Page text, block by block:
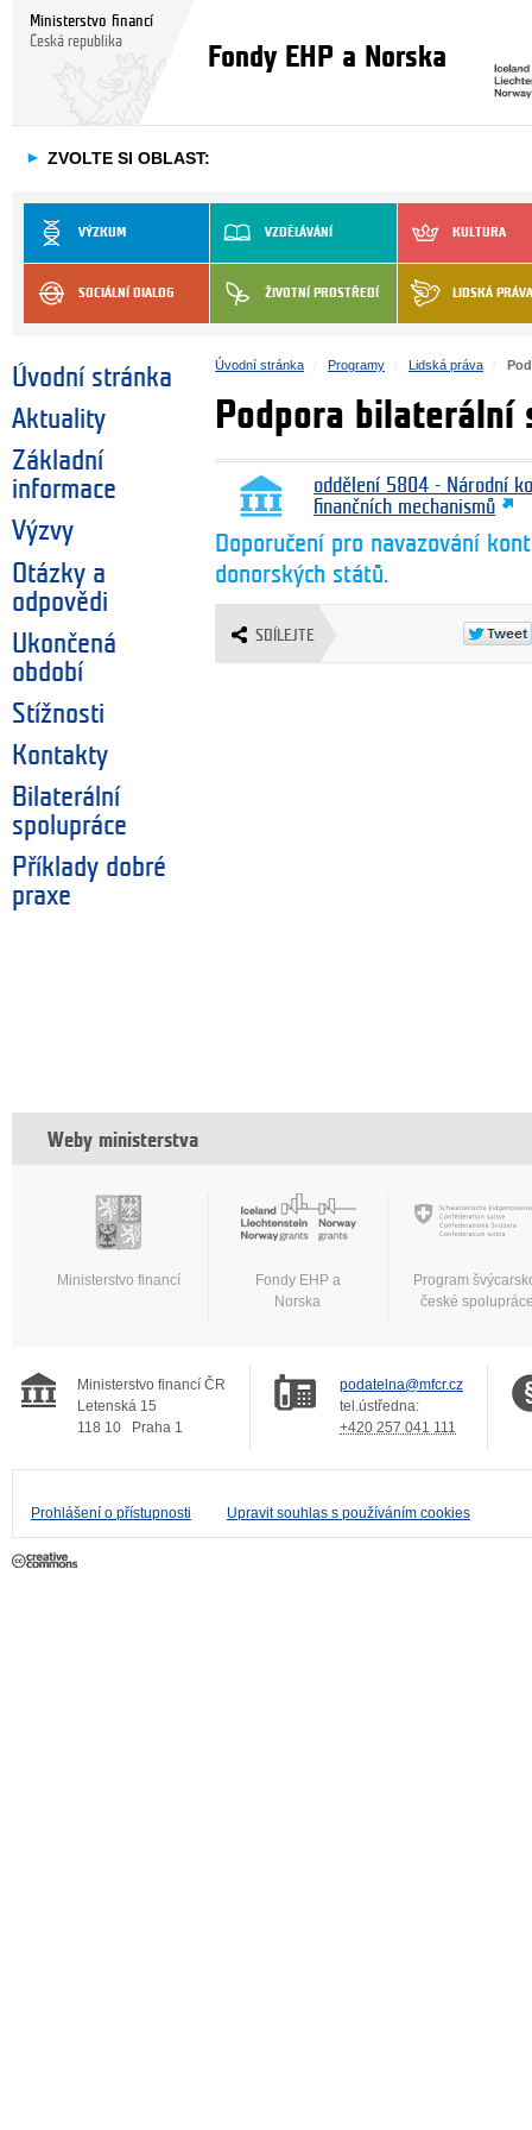
Ministerstvo financí
Česká republika
Fondy EHP a Norska
► ZVOLTE SI OBLAST:
VÝZKUM VZDĚLÁVÁNÍ KULTURA
SOCIÁLNÍ DIALOG ŽIVOTNÍ PROSTŘEDÍ LIDSKÁ PRÁVA
Úvodní stránka
Aktuality
Základní
informace
Výzvy
Otázky a
odpovědi
Ukončená
období
Stížnosti
Kontakty
Bilaterální
spolupráce
Příklady dobré
praxe
Úvodní stránka Programy Lidská práva
Podpora bilaterální
oddělení 5804 - Národní
finančních mechanismů
Doporučení pro navazování
donorských států.
SDÍLEJTE
Weby ministerstva
Ministerstvo financí
Fondy EHP a
Norska
Program
české
Ministerstvo financí ČR
Letenská 15
118 10
Praha 1
podatelna@mfcr.cz
tel.ústředna:
+420 257 041 111
Prohlášení o přístupnosti Upravit souhlas s používáním cookies